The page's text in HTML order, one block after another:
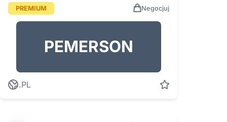
PREMIUM Negocjuj
PEMERSON
.PL